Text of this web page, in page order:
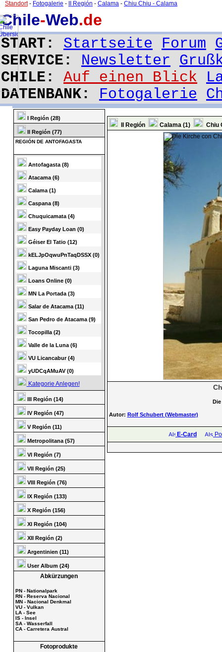
Chile-Web.de
START: Startseite Forum
SERVICE: Newsletter
CHILE: Auf einen Blick
DATENBANK: Fotogalerie
Standort- Fotogalerie - II Región - Calama - Chiu Chiu - Calama
I Región (28)
II Región (77)
REGIÓN DE ANTOFAGASTA
Antofagasta (8)
Atacama (6)
Calama (1)
Caspana (8)
Chuquicamata (4)
Easy Payday Loan (0)
Géiser El Tatio (12)
kELJpOqwuPnTaqDSSX (0)
Laguna Miscanti (3)
Loans Online (0)
MN La Portada (3)
Salar de Atacama (11)
San Pedro de Atacama (9)
Tocopilla (2)
Valle de la Luna (6)
VU Licancabur (4)
yUDCqAMuAV (0)
Kategorie Anlegen!
III Región (14)
IV Región (47)
V Región (11)
Metropolitana (57)
VI Región (7)
VII Región (25)
VIII Región (76)
IX Región (133)
X Región (156)
XI Región (104)
XII Región (2)
Argentinien (11)
User Album (24)
Abkürzungen
PN - Nationalpark
RN - Reserva Nacional
MN - Nacional Denkmal
VU - Vulkan
LA - See
IS - Insel
SA - Wasserfall
CA - Carretera Austral
Fotoprodukte
II Región Calama (1) Chiu
Autor: Rolf Schubert (Webmaster)
E-Card